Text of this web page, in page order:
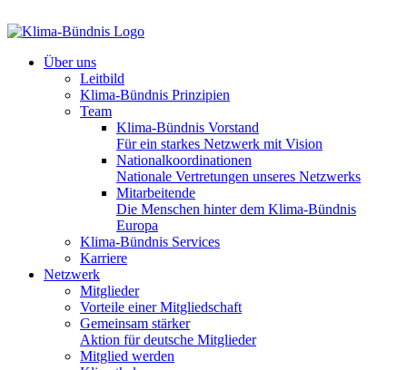
Über uns
Leitbild
Klima-Bündnis Prinzipien
Team
Klima-Bündnis Vorstand
Für ein starkes Netzwerk mit Vision
Nationalkoordinationen
Nationale Vertretungen unseres Netzwerks
Mitarbeitende
Die Menschen hinter dem Klima-Bündnis
Europa
Klima-Bündnis Services
Karriere
Netzwerk
Mitglieder
Vorteile einer Mitgliedschaft
Gemeinsam stärker
Aktion für deutsche Mitglieder
Mitglied werden